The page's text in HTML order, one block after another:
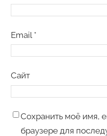
Email *
Сайт
Сохранить моё имя,
браузере для